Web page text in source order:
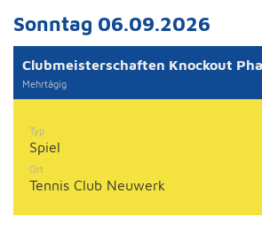
Sonntag 06.09.2026
Clubmeisterschaften Knockout
Mehrtägig
Typ
Spiel
Ort
Tennis Club Neuwerk